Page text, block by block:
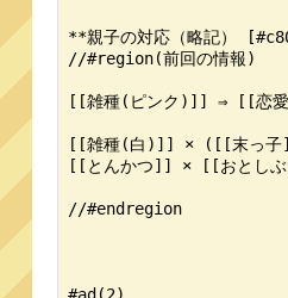
**親子の対応（略記）
//#region(前回の情報)
[[雑種(ピンク)]] ⇒ [[恋
[[雑種(白)]] × ([[末っ
[[とんかつ]] × [[おとし
//#endregion